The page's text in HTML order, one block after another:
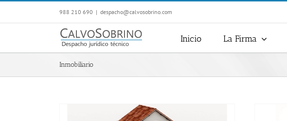
988 210 690 | despacho@calvosobrino.com
Inicio La Firma
Inmobiliario